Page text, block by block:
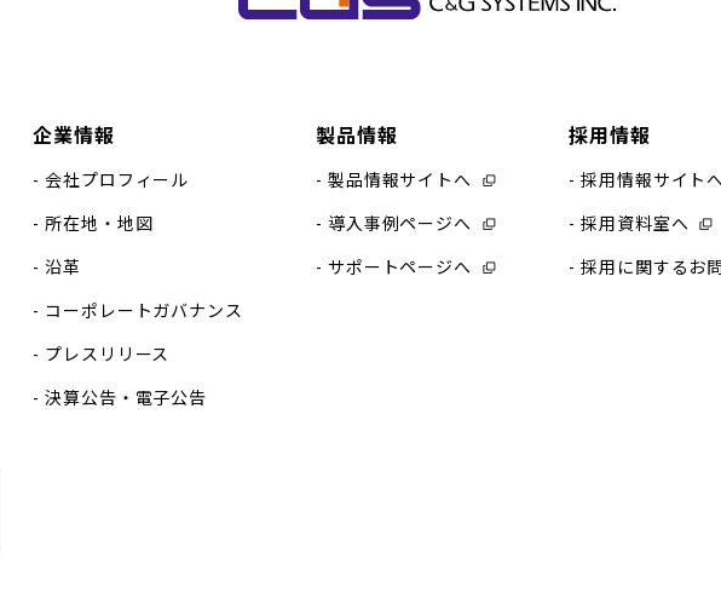
企業情報
会社プロフィール
所在地・地図
沿革
コーポレートガバナンス
プレスリリース
決算公告・電子公告
製品情報
製品情報サイトへ
導入事例ページへ
サポートページへ
採用情報
採用情報サイト
採用資料室へ
採用に関するお